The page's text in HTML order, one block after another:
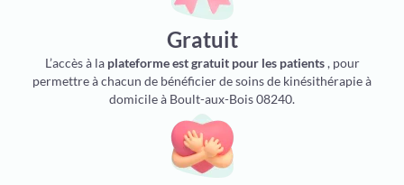
Gratuit
L’accès à la plateforme est gratuit pour les patients, pour
permettre à chacun de bénéficier de soins de kinésithérapie à
domicile à Boult-aux-Bois 08240.